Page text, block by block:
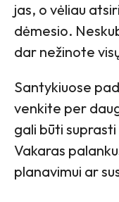
jas, o vėliau
dėmesio.
dar nežinote
Santykiuose
venkite per
gali būti
Vakaras
planavimui ar